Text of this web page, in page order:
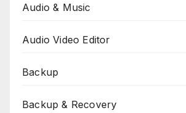
Audio & Music
Audio Video Editor
Backup
Backup & Recovery